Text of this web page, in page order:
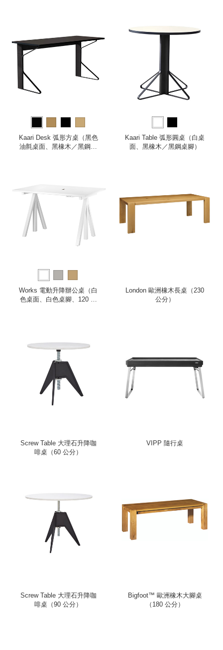
Kaari Desk 弧形方桌（黑色
油氈桌面、黑橡木／黑鋼桌
Kaari Table 弧形圓桌（白桌
面、黑橡木／黑鋼桌腳）
Works 電動升降辦公桌（白
色桌面、白色桌腳、120 公
London 歐洲橡木長桌（230
公分）
Screw Table 大理石升降咖
啡桌（60 公分）
VIPP 隨行桌
Screw Table 大理石升降咖
啡桌（90 公分）
Bigfoot™ 歐洲橡木大腳桌
（180 公分）